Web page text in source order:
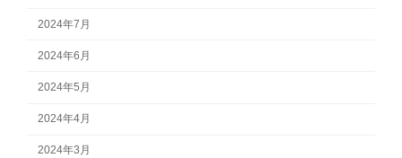
2024年7月
2024年6月
2024年5月
2024年4月
2024年3月